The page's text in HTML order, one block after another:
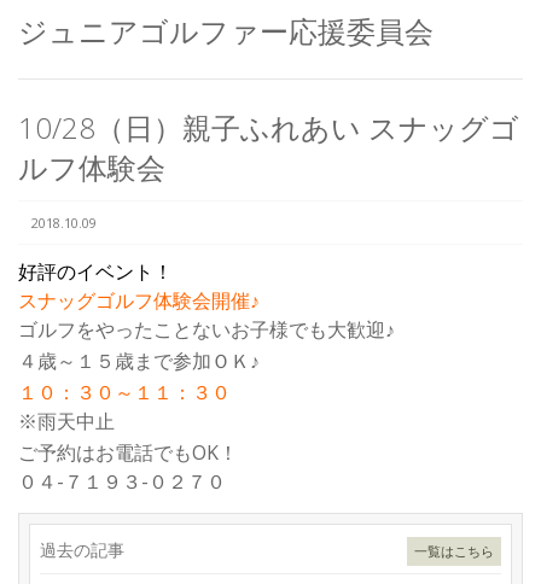
ジュニアゴルファー応援委員会
10/28（日）親子ふれあい スナッグゴ
ルフ体験会
2018.10.09
好評のイベント！
スナッグゴルフ体験会開催♪
ゴルフをやったことないお子様でも大歓迎♪
４歳～１５歳まで参加ＯＫ♪
１０：３０～１１：３０
※雨天中止
ご予約はお電話でもOK！
０４-７１９３-０２７０
過去の記事 一覧はこちら